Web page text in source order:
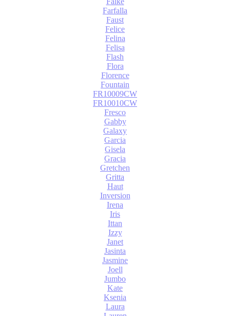
Farfalla
Faust
Felice
Felina
Felisa
Flash
Flora
Florence
Fountain
FR10009CW
FR10010CW
Fresco
Gabby
Galaxy
Garcia
Gisela
Gracia
Gretchen
Gritta
Haut
Inversion
Irena
Iris
Ittan
Izzy
Janet
Jasinta
Jasmine
Joell
Jumbo
Kate
Ksenia
Laura